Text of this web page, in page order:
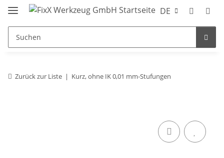
DE
Zurück zur Liste Kurz, ohne IK 0,01 mm-Stufungen